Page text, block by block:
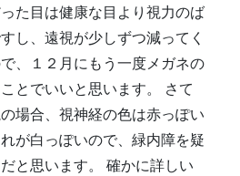
た目は健康な目より視力のば
し、遠視が少しずつ減ってく
、１２月にもう一度メガネの
とでいいと思います。 さて
場合、視神経の色は赤っぽい
が白っぽいので、緑内障を疑
と思います。 確かに詳しい